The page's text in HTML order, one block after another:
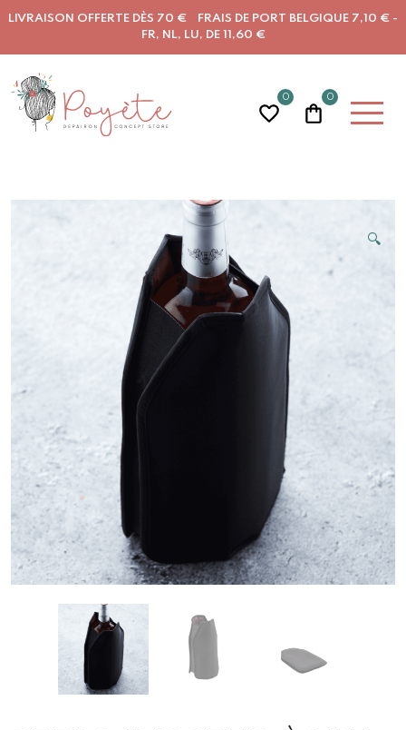
LIVRAISON OFFERTE DÈS 70 € FRAIS DE PORT BELGIQUE 7,10 € -
FR, NL, LU, DE 11,60 €
0 0
🔍